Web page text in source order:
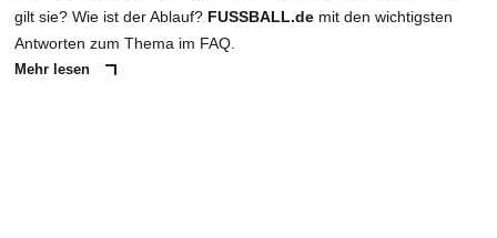
gilt sie? Wie ist der Ablauf? FUSSBALL.de mit den wichtigsten
Antworten zum Thema im FAQ.
Mehr lesen